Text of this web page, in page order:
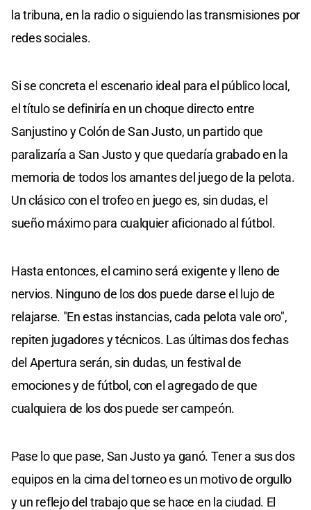
la tribuna, en la radio o siguiendo las transmisiones por
redes sociales.
Si se concreta el escenario ideal para el público local,
el título se definiría en un choque directo entre
Sanjustino y Colón de San Justo, un partido que
paralizaría a San Justo y que quedaría grabado en la
memoria de todos los amantes del juego de la pelota.
Un clásico con el trofeo en juego es, sin dudas, el
sueño máximo para cualquier aficionado al fútbol.
Hasta entonces, el camino será exigente y lleno de
nervios. Ninguno de los dos puede darse el lujo de
relajarse. "En estas instancias, cada pelota vale oro",
repiten jugadores y técnicos. Las últimas dos fechas
del Apertura serán, sin dudas, un festival de
emociones y de fútbol, con el agregado de que
cualquiera de los dos puede ser campeón.
Pase lo que pase, San Justo ya ganó. Tener a sus dos
equipos en la cima del torneo es un motivo de orgullo
y un reflejo del trabajo que se hace en la ciudad. El